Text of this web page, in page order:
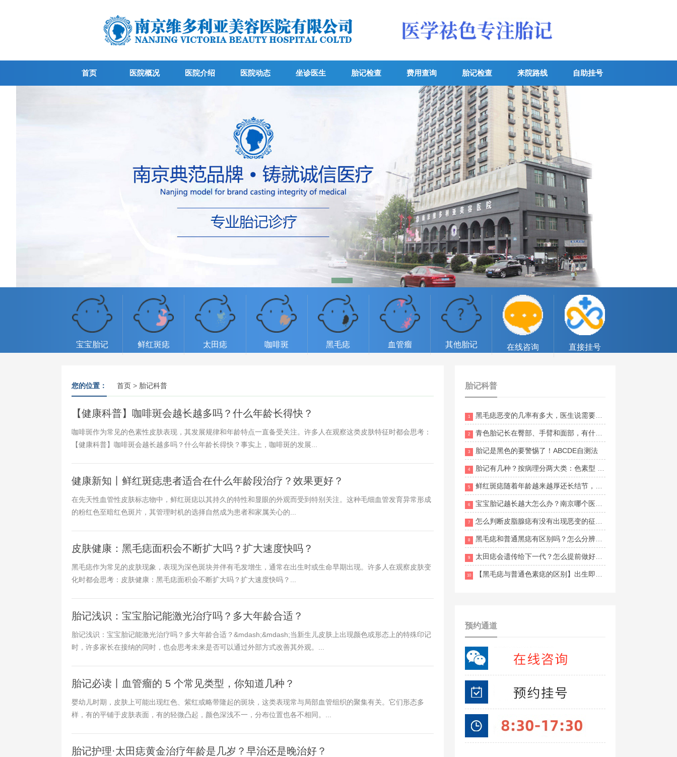
首页 医院概况 医院介绍 医院动态 坐诊医生 胎记检查 费用查询 胎记检查 来院路线 自助挂号
1
宝宝胎记 鲜红斑痣 太田痣 咖啡斑 黑毛痣 血管瘤 其他胎记 在线咨询 直接挂号
您的位置： 首页 > 胎记科普
【健康科普】咖啡斑会越长越多吗？什么年龄长得快？
咖啡斑作为常见的色素性皮肤表现，其发展规律和年龄特点一直备受关注。许多人在观察这类皮肤特征时都会思考：
【健康科普】咖啡斑会越长越多吗？什么年龄长得快？事实上，咖啡斑的发展...
健康新知丨鲜红斑痣患者适合在什么年龄段治疗？效果更好？
在先天性血管性皮肤标志物中，鲜红斑痣以其持久的特性和显眼的外观而受到特别关注。这种毛细血管发育异常形成
的粉红色至暗红色斑片，其管理时机的选择自然成为患者和家属关心的...
皮肤健康：黑毛痣面积会不断扩大吗？扩大速度快吗？
黑毛痣作为常见的皮肤现象，表现为深色斑块并伴有毛发增生，通常在出生时或生命早期出现。许多人在观察皮肤变
化时都会思考：​​皮肤健康：黑毛痣面积会不断扩大吗？扩大速度快吗？​​...
胎记浅识：宝宝胎记能激光治疗吗？多大年龄合适？
胎记浅识：宝宝胎记能激光治疗吗？多大年龄合适？&mdash;&mdash;当新生儿皮肤上出现颜色或形态上的特殊印记
时，许多家长在接纳的同时，也会思考未来是否可以通过外部方式改善其外观。...
胎记必读丨血管瘤的 5 个常见类型，你知道几种？
婴幼儿时期，皮肤上可能出现红色、紫红或略带隆起的斑块，这类表现常与局部血管组织的聚集有关。它们形态多
样，有的平铺于皮肤表面，有的轻微凸起，颜色深浅不一，分布位置也各不相同。...
胎记护理·太田痣黄金治疗年龄是几岁？早治还是晚治好？
胎记科普
1 黑毛痣恶变的几率有多大，医生说需要切除
2 青色胎记长在臀部、手臂和面部，有什么不同意义？
3 胎记是黑色的要警惕了！ABCDE自测法
4 胎记有几种？按病理分两大类：色素型 vs 血管型
5 鲜红斑痣随着年龄越来越厚还长结节，什么方法改善更安全有效？南京胎记医院哪家口碑好？
6 宝宝胎记越长越大怎么办？南京哪个医生治疗经验比较丰富？
7 怎么判断皮脂腺痣有没有出现恶变的征兆？南京维多利亚胎记地址在哪里？
8 黑毛痣和普通黑痣有区别吗？怎么分辨两者的不同？南京哪家胎记医院比较好？
9 太田痣会遗传给下一代？怎么提前做好预防和干预？南京目前有正规胎记援助活动吗？
10 【黑毛痣与普通色素痣的区别】出生即有、面积大、多毛发
预约通道